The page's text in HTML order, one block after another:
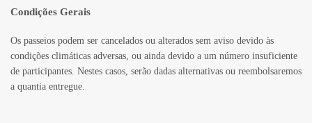
Condições Gerais
Os passeios podem ser cancelados ou alterados sem aviso devido às
condições climáticas adversas, ou ainda devido a um número insuficiente
de participantes. Nestes casos, serão dadas alternativas ou reembolsaremos
a quantia entregue.